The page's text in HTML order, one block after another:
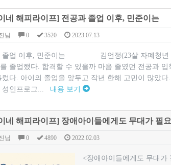
네 해피라이프] 전공과 졸업 이후, 민준이는
님 0 3520 2023.07.13
졸업 이후, 민준이는 김언정(23살 자폐청년 민
졸업했다. 합격할 수 있을까 마음 졸였던 전공과
렀다. 아이의 졸업을 앞두고 작년 한해 고민이 많았
성인프로그... 내용 보기
네 해피라이프] 장애아이들에게도 무대가 필
님 0 4890 2022.02.03
<장애아이들에게도 무대가